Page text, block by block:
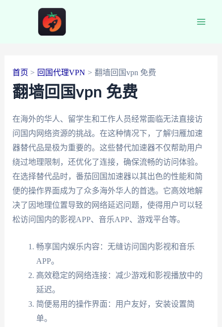
首页 回国代理VPN 翻墙回国vpn 免费
翻墙回国vpn 免费
在海外的华人、留学生和工作人员经常面临无法直接访
问国内网络资源的挑战。在这种情况下，了解归雁加速
器替代品是极为重要的。这些替代加速器不仅帮助用户
绕过地理限制，还优化了连接，确保流畅的访问体验。
在选择替代品时，番茄回国加速器以其出色的性能和简
便的操作界面成为了众多海外华人的首选。它高效地解
决了因地理位置导致的网络延迟问题，使得用户可以轻
松访问国内的影视APP、音乐APP、游戏平台等。
畅享国内娱乐内容：无缝访问国内影视和音乐
APP。
高效稳定的网络连接：减少游戏和影视播放中的
延迟。
简便易用的操作界面：用户友好，安装设置简
单。